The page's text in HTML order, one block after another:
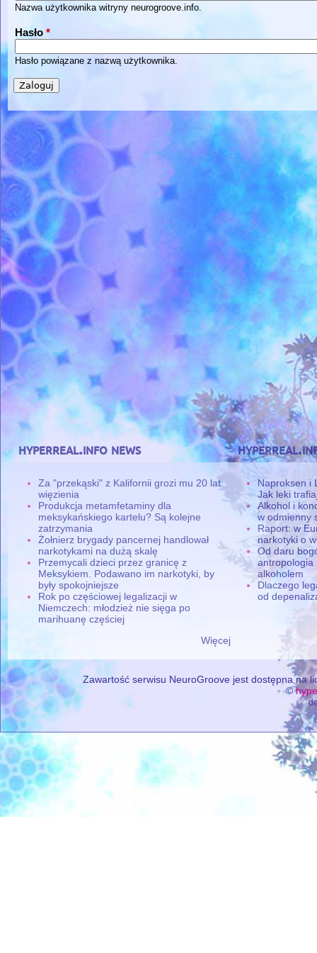
Nazwa użytkownika witryny neurogroove.info.
Hasło *
Hasło powiązane z nazwą użytkownika.
hyperreal.info news
Za "przekąski" z Kalifornii grozi mu 20 lat
więzienia
Produkcja metamfetaminy dla
meksykańskiego kartelu? Są kolejne
zatrzymania
Żołnierz brygady pancernej handlował
narkotykami na dużą skalę
Przemycali dzieci przez granicę z
Meksykiem. Podawano im narkotyki, by
były spokojniejsze
Rok po częściowej legalizacji w
Niemczech: młodzież nie sięga po
marihuanę częściej
Więcej
Naproksen i
Jak leki
Alkohol i
w odmienny
Raport: w
narkotyki o
Od daru
antropologia
alkoholem
Dlaczego
od
Zawartość serwisu NeuroGroove jest dostępna na
©